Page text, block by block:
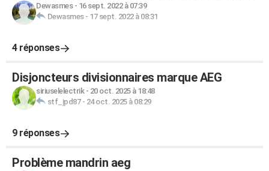
Dewasmes- 16 sept. 2022 à 07:39
Dewasmes- 17 sept. 2022 à 08:31
4 réponses
Disjoncteurs divisionnaires marque AEG
siriuselelectrik- 20 oct. 2025 à 18:48
stf_jpd87- 24 oct. 2025 à 08:29
9 réponses
Problème mandrin aeg